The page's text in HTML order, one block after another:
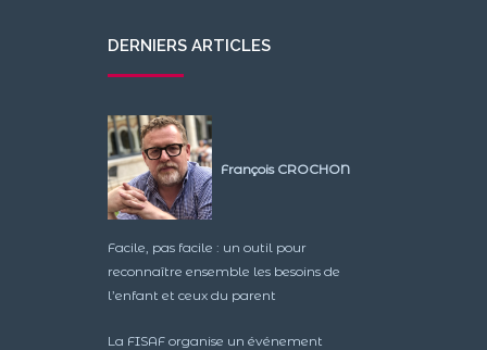
DERNIERS ARTICLES
François CROCHON
Facile, pas facile : un outil pour
reconnaître ensemble les besoins de
l’enfant et ceux du parent
La FISAF organise un événement